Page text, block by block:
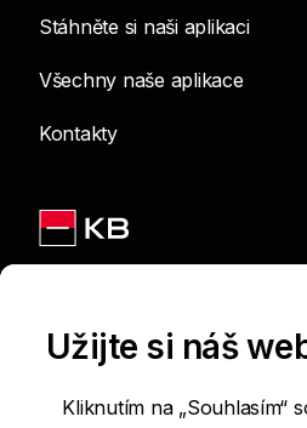
Stáhněte si naši aplikaci
Všechny naše aplikace
Kontakty
Užijte si náš
Kliknutím na „Souhlasím“